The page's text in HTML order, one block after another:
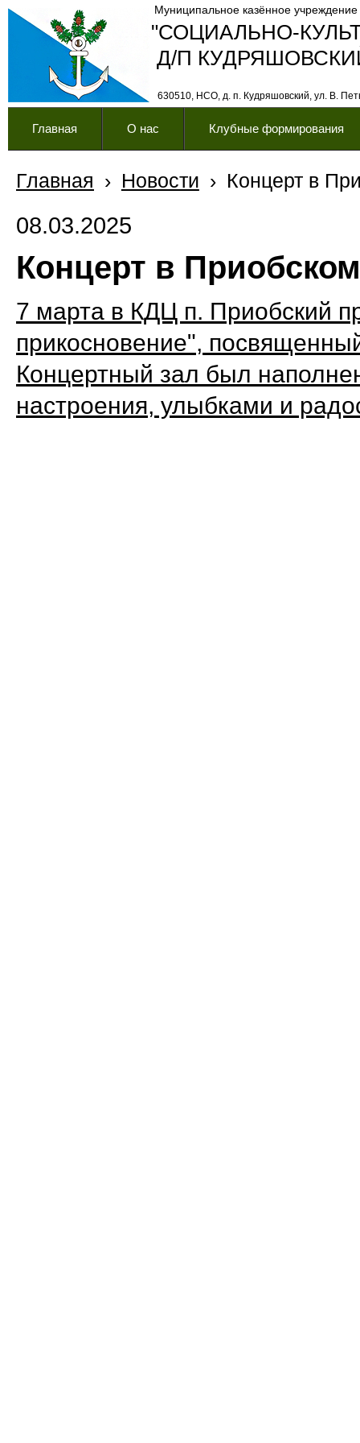
"СОЦИАЛЬНО-
630510, НСО, д. п. Кудряшовский, ул. В.
Муниципальное казённое учреждение
Д/П
Главная О нас Клубные формирования
Главная › Новости › Концерт в
08.03.2025
Концерт в Приобском
7 марта в КДЦ п. Приобский
прикосновение",
Концертный зал был
настроения, улыбками и